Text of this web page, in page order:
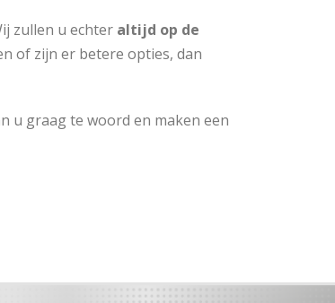
zullen u echter altijd op de
of zijn er betere opties, dan
u graag te woord en maken een